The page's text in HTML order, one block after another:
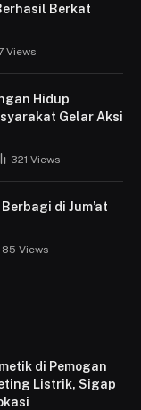
Berkat
Views
Hidup
Gelar Aksi
321 Views
di Jum’at
85 Views
di Pemogan
Listrik, Sigap